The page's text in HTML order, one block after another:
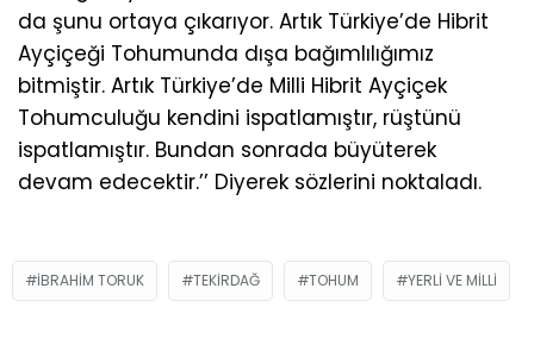
da şunu ortaya çıkarıyor. Artık Türkiye’de Hibrit
Ayçiçeği Tohumunda dışa bağımlılığımız
bitmiştir. Artık Türkiye’de Milli Hibrit Ayçiçek
Tohumculuğu kendini ispatlamıştır, rüştünü
ispatlamıştır. Bundan sonrada büyüterek
devam edecektir.’’ Diyerek sözlerini noktaladı.
IBRAHIM TORUK TEKIRDAĞ TOHUM YERLI VE MILLI